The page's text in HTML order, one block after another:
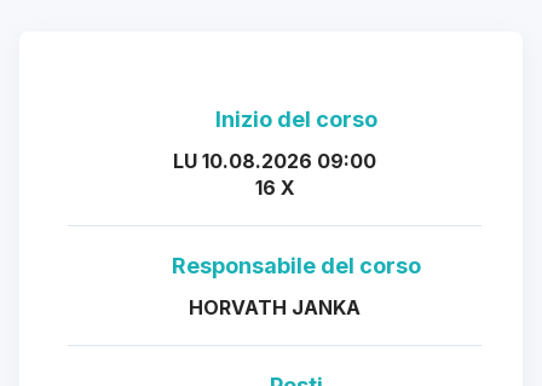
Inizio del corso
LU 10.08.2026 09:00
16 X
Responsabile del corso
HORVATH JANKA